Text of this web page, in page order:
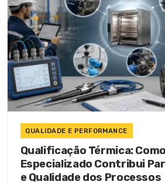
QUALIDADE E PERFORMANCE
Qualificação Térmica:
Especializado Contribui
e Qualidade dos Processos